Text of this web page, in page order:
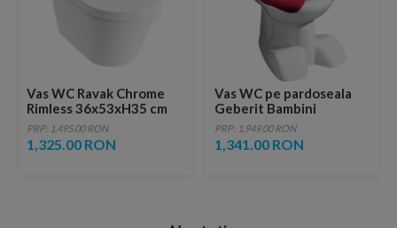
Vas WC Ravak Chrome
Rimless 36x53xH35 cm
PRP: 1,495.00 RON
1,325.00 RON
Vas WC pe pardoseala
Geberit Bambini
50x35xH34 cm
PRP: 1,949.00 RON
1,341.00 RON